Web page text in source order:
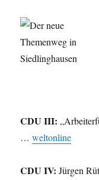
CDU III:
…weltonline
CDU IV: Jürgen